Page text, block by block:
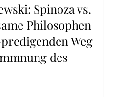
Spinoza vs.
Philosophen
Weg
des